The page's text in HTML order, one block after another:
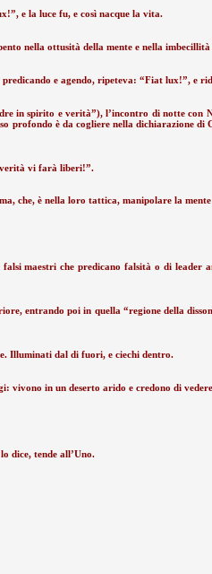
e la luce fu, e così nacque la vita.
nella ottusità della mente e nella imbecillità
e agendo, ripeteva: “Fiat lux!”, e
in spirito e verità”), l’incontro di notte con
è da cogliere nella dichiarazione
verità vi farà liberi!”.
che, è nella loro tattica, manipolare la mente
maestri che predicano falsità o di
entrando poi in quella “regione della
Illuminati dal di fuori, e ciechi dentro.
in un deserto arido e credono di vedere
dice, tende all’Uno.